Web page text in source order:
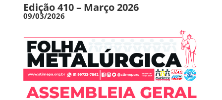
Edição 410 – Março 2026
09/03/2026